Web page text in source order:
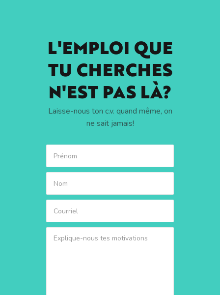
L'EMPLOI QUE
TU CHERCHES
N'EST PAS LÀ?
Laisse-nous ton c.v. quand même, on
ne sait jamais!